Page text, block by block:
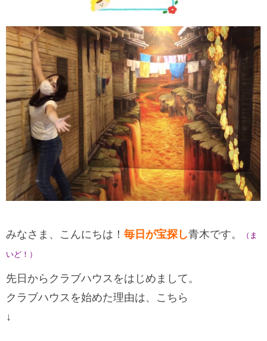
みなさま、こんにちは！ 毎日 が宝探し青木です。 （ま
いど！）
先日からクラブハウスをはじめまして。
クラブハウスを始めた理由は、こちら
↓